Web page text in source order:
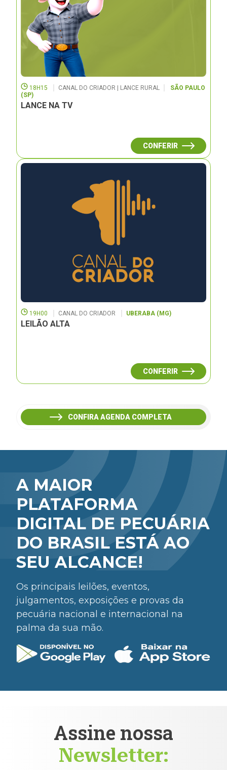
18H15 CANAL DO CRIADOR | LANCE RURAL
SÃO PAULO
(SP)
LANCE NA TV
CONFERIR
19H00 CANAL DO CRIADOR UBERABA (MG)
LEILÃO ALTA
CONFERIR
CONFIRA AGENDA COMPLETA
A MAIOR
PLATAFORMA
DIGITAL DE PECUÁRIA
DO BRASIL ESTÁ AO
SEU ALCANCE!
Os principais leilões, eventos,
julgamentos, exposições e provas da
pecuária nacional e internacional na
palma da sua mão.
Assine nossa
Newsletter: